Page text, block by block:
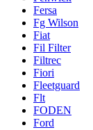
Fersa
Fg Wilson
Fiat
Fil Filter
Filtrec
Fiori
Fleetguard
Flt
FODEN
Ford